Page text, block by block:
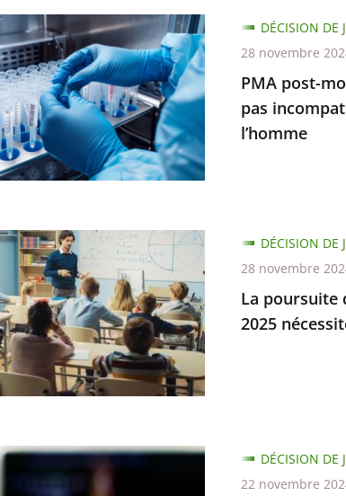
PMA post-
pas
l’homme
DÉCISION DE
28 novembre
La poursuite
2025
DÉCISION DE
28 novembre
DÉCISION DE
22 novembre